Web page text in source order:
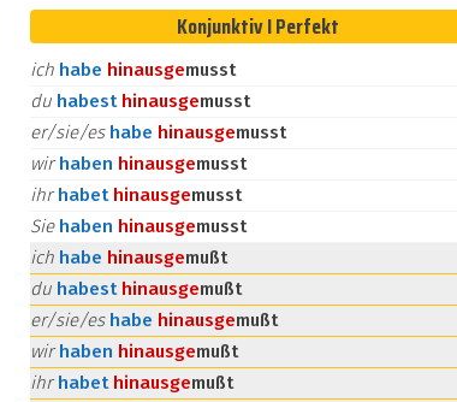
Konjunktiv I Perfekt
ich habe hinausgemusst
du habest hinausgemusst
er/sie/es habe hinausgemusst
wirhaben hinausgemusst
ihrhabet hinausgemusst
Sie haben hinausgemusst
ich habe hinausgemußt
du habest hinausgemußt
er/sie/es habe hinausgemußt
wirhaben hinausgemußt
ihrhabet hinausgemußt